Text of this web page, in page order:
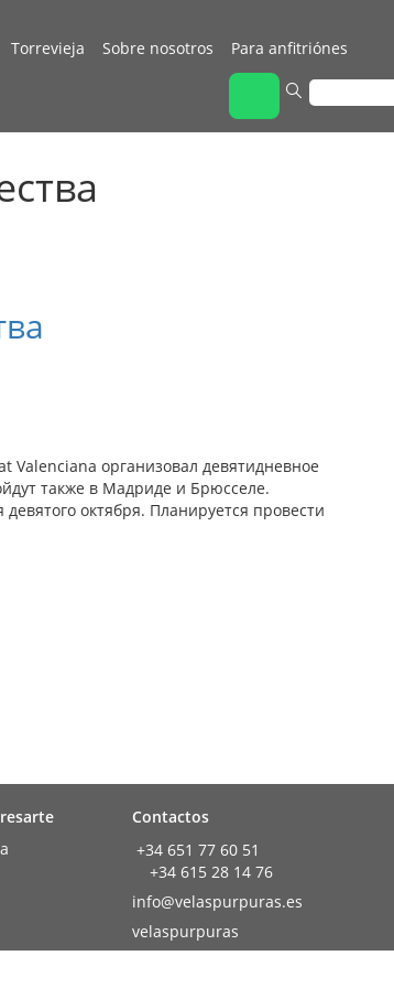
Torrevieja Sobre nosotros Para anfitriónes
Valenciana организовал девятидневное
также в Мадриде и Брюсселе.
октября. Планируется провести
Contactos
+34 651 77 60 51
+34 615 28 14 76
info@velaspurpuras.es
velaspurpuras